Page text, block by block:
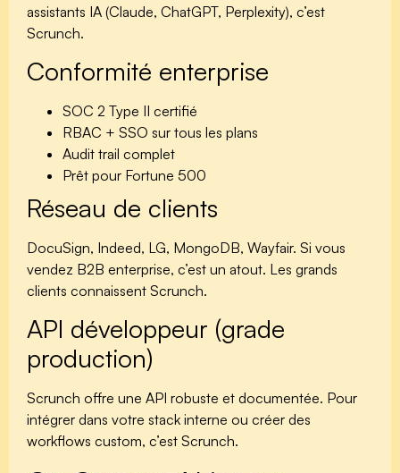
assistants IA (Claude, ChatGPT, Perplexity), c’est
Scrunch.
Conformité enterprise
SOC 2 Type II certifié
RBAC + SSO sur tous les plans
Audit trail complet
Prêt pour Fortune 500
Réseau de clients
DocuSign, Indeed, LG, MongoDB, Wayfair. Si vous
vendez B2B enterprise, c’est un atout. Les grands
clients connaissent Scrunch.
API développeur (grade
production)
Scrunch offre une API robuste et documentée. Pour
intégrer dans votre stack interne ou créer des
workflows custom, c’est Scrunch.